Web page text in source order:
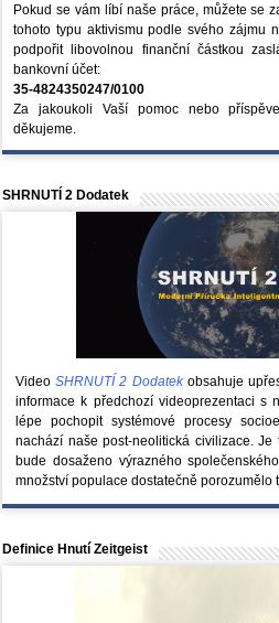
Pokud se vám líbí naše práce, můžete se
tohoto typu aktivismu podle svého zájmu
podpořit libovolnou finanční částkou
bankovní účet:
35-4824350247/0100
Za jakoukoli Vaší pomoc nebo
děkujeme.
SHRNUTÍ 2 Dodatek
VideoSHRNUTÍ 2 Dodatekobsahuje
informace k předchozí videoprezentaci s
lépe pochopit systémové procesy
nachází naše post-neolitická civilizace.
bude dosaženo výrazného
množství populace dostatečně porozumělo
Definice Hnutí Zeitgeist